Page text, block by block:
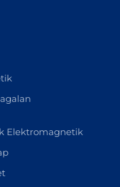
Elektromagnetik